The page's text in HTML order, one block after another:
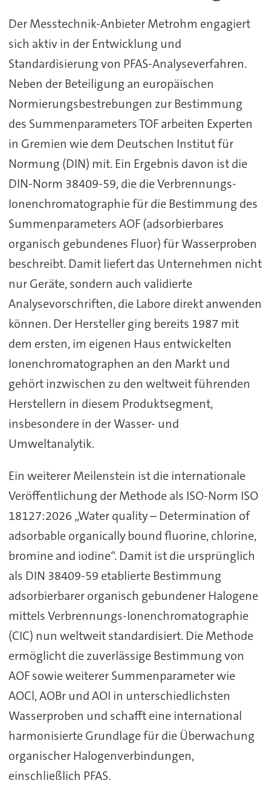
Der Messtechnik-Anbieter Metrohm engagiert
sich aktiv in der Entwicklung und
Standardisierung von PFAS-Analyseverfahren.
Neben der Beteiligung an europäischen
Normierungsbestrebungen zur Bestimmung
des Summenparameters TOF arbeiten Experten
in Gremien wie dem Deutschen Institut für
Normung (DIN) mit. Ein Ergebnis davon ist die
DIN-Norm 38409-59, die die Verbrennungs-
Ionenchromatographie für die Bestimmung des
Summenparameters AOF (adsorbierbares
organisch gebundenes Fluor) für Wasserproben
beschreibt. Damit liefert das Unternehmen nicht
nur Geräte, sondern auch validierte
Analysevorschriften, die Labore direkt anwenden
können. Der Hersteller ging bereits 1987 mit
dem ersten, im eigenen Haus entwickelten
Ionenchromatographen an den Markt und
gehört inzwischen zu den weltweit führenden
Herstellern in diesem Produktsegment,
insbesondere in der Wasser- und
Umweltanalytik.
Ein weiterer Meilenstein ist die internationale
Veröffentlichung der Methode als ISO-Norm ISO
18127:2026 „Water quality – Determination of
adsorbable organically bound fluorine, chlorine,
bromine and iodine“. Damit ist die ursprünglich
als DIN 38409-59 etablierte Bestimmung
adsorbierbarer organisch gebundener Halogene
mittels Verbrennungs-Ionenchromatographie
(CIC) nun weltweit standardisiert. Die Methode
ermöglicht die zuverlässige Bestimmung von
AOF sowie weiterer Summenparameter wie
AOCl, AOBr und AOI in unterschiedlichsten
Wasserproben und schafft eine international
harmonisierte Grundlage für die Überwachung
organischer Halogenverbindungen,
einschließlich PFAS.